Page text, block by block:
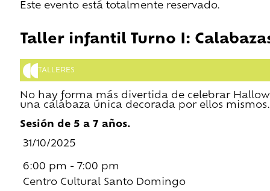
Este evento está totalmente reservado.
Taller infantil Turno I:
TALLERES
No hay forma más divertida de celebrar
una calabaza única decorada por ellos mismos.
Sesión de 5 a 7 años.
31/10/2025
6:00 pm - 7:00 pm
Centro Cultural Santo Domingo